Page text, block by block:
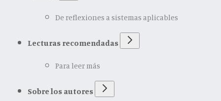
De reflexiones a sistemas aplicables
Lecturas recomendadas
Para leer más
Sobre los autores